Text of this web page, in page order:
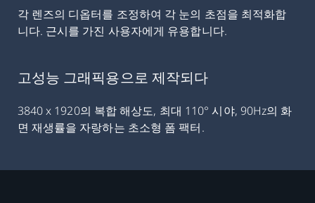
각 렌즈의 디옵터를 조정하여 각 눈의 초점을 최적화합
니다. 근시를 가진 사용자에게 유용합니다.
고성능 그래픽용으로 제작되다
3840 x 1920의 복합 해상도, 최대 110° 시야, 90Hz의 화
면 재생률을 자랑하는 초소형 폼 팩터.